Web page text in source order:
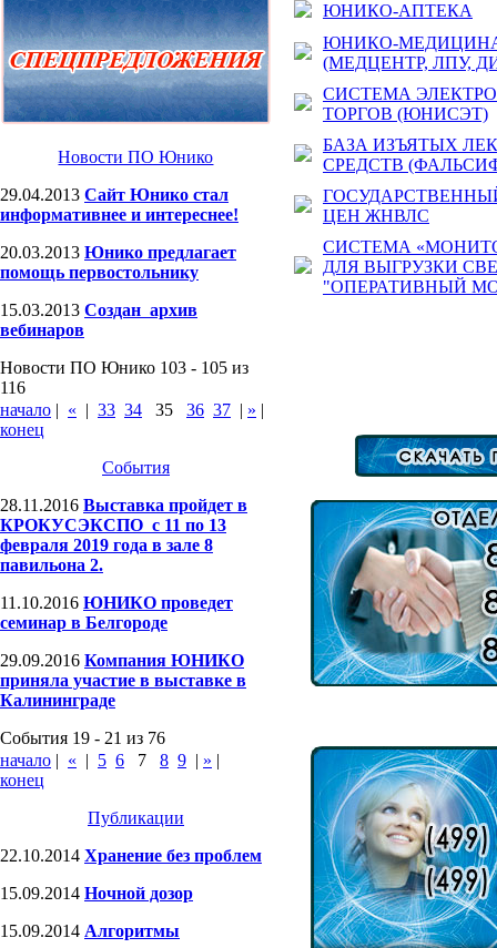
Новости ПО Юнико
29.04.2013 Сайт Юнико стал
информативнее и интереснее!
20.03.2013 Юнико предлагает
помощь первостольнику
15.03.2013 Создан архив
вебинаров
Новости ПО Юнико 103 - 105 из
116
начало | « | 33 34 35 36 37 | » |
конец
События
28.11.2016 Выставка пройдет в
КРОКУСЭКСПО с 11 по 13
февраля 2019 года в зале 8
павильона 2.
11.10.2016 ЮНИКО проведет
семинар в Белгороде
29.09.2016 Компания ЮНИКО
приняла участие в выставке в
Калининграде
События 19 - 21 из 76
начало | « | 5 6 7 8 9 | » |
конец
Публикации
22.10.2014 Хранение без проблем
15.09.2014 Ночной дозор
15.09.2014 Алгоритмы
ЮНИКО-АПТЕКА
ЮНИКО-
(МЕДЦЕНТР, ЛПУ,
СИСТЕМА
ТОРГОВ (ЮНИСЭТ)
БАЗА ИЗЪЯТЫХ
СРЕДСТВ
ЦЕН ЖНВЛС
СИСТЕМА
ДЛЯ ВЫГРУЗКИ
"ОПЕРАТИВНЫЙ